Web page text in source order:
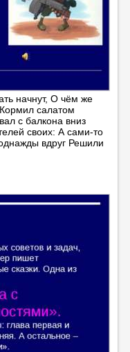
начнут, О чём же
салатом
с балкона вниз
своих: А сами-то
вдруг Решили